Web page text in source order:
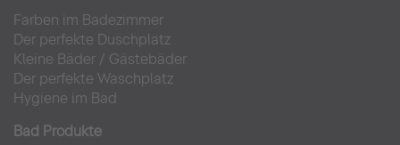
Farben im Badezimmer
Der perfekte Duschplatz
Kleine Bäder / Gästebäder
Der perfekte Waschplatz
Hygiene im Bad
Bad Produkte